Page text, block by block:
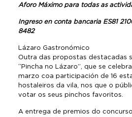
Aforo Máximo para todas as
Ingreso en conta bancaria ES81
8482
Lázaro Gastronómico
Outra das propostas destacadas
“Pincha no Lázaro”, que se
marzo coa participación de 16
hostaleiros da vila, nos que o
votar os seus pinchos favoritos.
A entrega de premios do